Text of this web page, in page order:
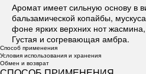
Аромат имеет сильную основу в
бальзамической копайбы,
фоне ярких верхних нот
Густая и согревающая амбра.
Способ применения
Условия использования и хранения
Обмен и возврат